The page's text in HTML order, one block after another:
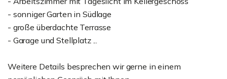
- sonniger Garten in Südlage
- große überdachte Terrasse
- Garage und Stellplatz ...
Weitere Details besprechen wir gerne in einem